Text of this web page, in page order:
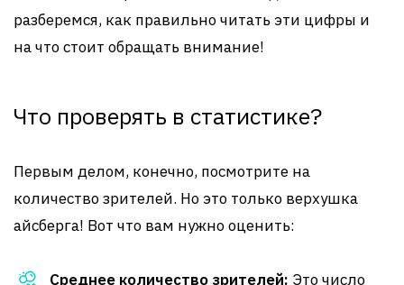
разберемся, как правильно читать эти цифры и
на что стоит обращать внимание!
Что проверять в статистике?
Первым делом, конечно, посмотрите на
количество зрителей. Но это только верхушка
айсберга! Вот что вам нужно оценить:
Среднее количество зрителей: Это число